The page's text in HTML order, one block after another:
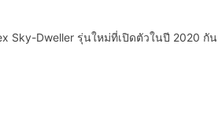
Sky-Dweller รุ่นใหม่ที่เปิดตัวในปี 2020 กัน